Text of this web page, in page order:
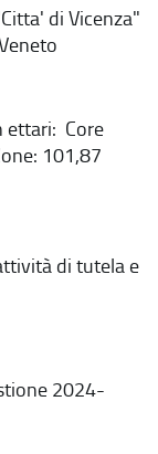
di Vicenza"
ettari: Core
101,87
di tutela e
2024-